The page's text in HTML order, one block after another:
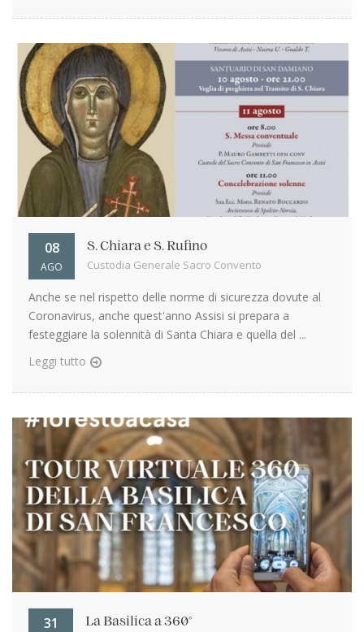
08
AGO
S. Chiara e S. Rufino
Custodia Generale Sacro Convento
Anche se nel rispetto delle norme di sicurezza dovute al
Coronavirus, anche quest'anno Assisi si prepara a
festeggiare la solennità di Santa Chiara e quella del ...
Leggi tutto
31 La Basilica a 360°